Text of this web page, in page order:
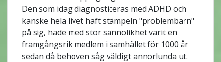
Den som idag diagnosticeras med ADHD och
kanske hela livet haft stämpeln "problembarn"
på sig, hade med stor sannolikhet varit en
framgångsrik medlem i samhället för 1000 år
sedan då behoven såg väldigt annorlunda ut.